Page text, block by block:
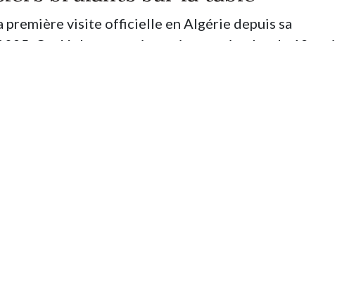
première visite officielle en Algérie depuis sa
Ce déplacement intervient après plus de 18 mois